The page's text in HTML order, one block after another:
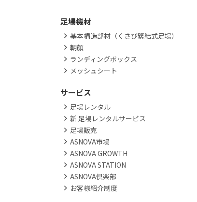
足場機材
基本構造部材（くさび緊結式足場）
朝顔
ランディングボックス
メッシュシート
サービス
足場レンタル
新 足場レンタルサービス
足場販売
ASNOVA市場
ASNOVA GROWTH
ASNOVA STATION
ASNOVA倶楽部
お客様紹介制度